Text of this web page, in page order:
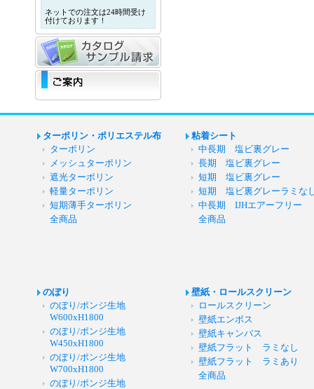
ネットでの注文は24時間受け
付けております！
ターポリン・ポリエステル布
ターポリン
メッシュターポリン
遮光ターポリン
軽量ターポリン
短期薄手ターポリン
全商品
粘着シート
中長期 塩ビ裏グレー
長期 塩ビ裏グレー
短期 塩ビ裏グレー
短期 塩ビ裏グレーラミな
中長期 IJHエアーフリー
全商品
のぼり
のぼり/ポンジ生地
W600xH1800
のぼり/ポンジ生地
W450xH1800
のぼり/ポンジ生地
W700xH1800
のぼり/ポンジ生地
壁紙・ロールスクリーン
ロールスクリーン
壁紙エンボス
壁紙キャンバス
壁紙フラット ラミなし
壁紙フラット ラミあり
全商品